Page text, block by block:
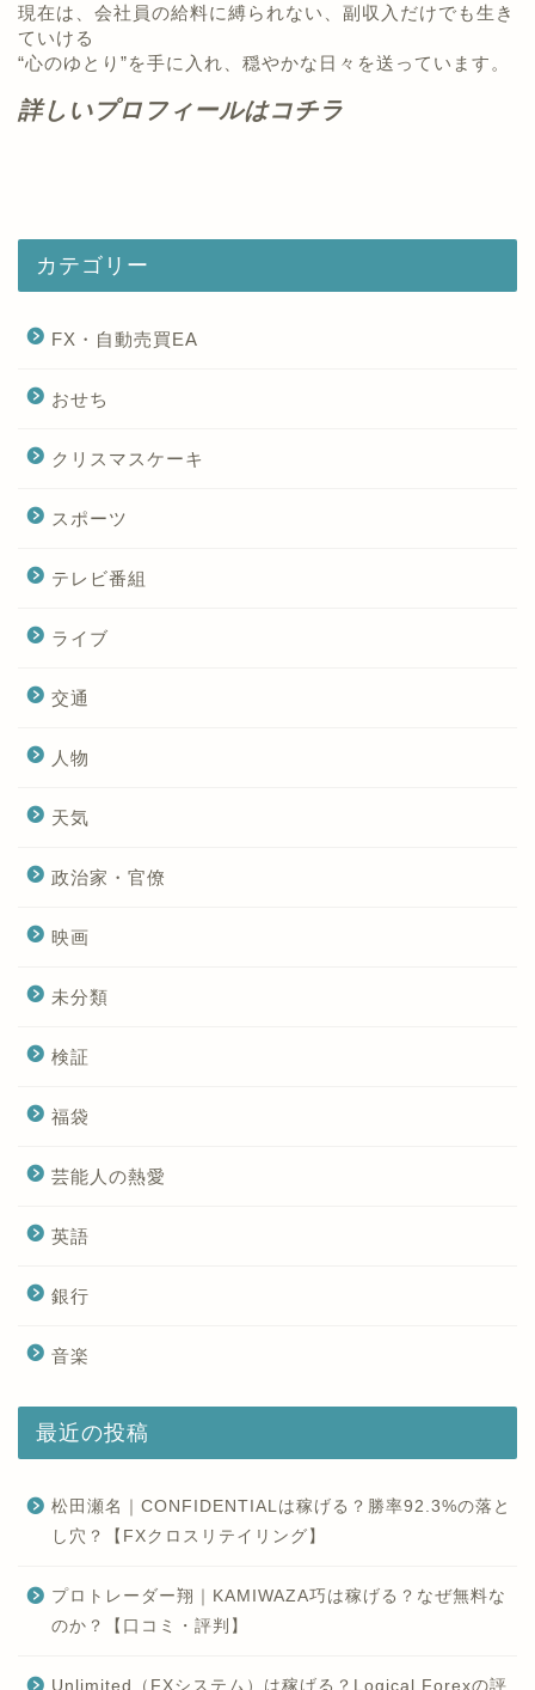
現在は、会社員の給料に縛られない、副収入だけでも生き
ていける
“心のゆとり”を手に入れ、穏やかな日々を送っています。
詳しいプロフィールはコチラ
カテゴリー
FX・自動売買EA
おせち
クリスマスケーキ
スポーツ
テレビ番組
ライブ
交通
人物
天気
政治家・官僚
映画
未分類
検証
福袋
芸能人の熱愛
英語
銀行
音楽
最近の投稿
松田瀬名｜CONFIDENTIALは稼げる？勝率92.3%の落と
し穴？【FXクロスリテイリング】
プロトレーダー翔｜KAMIWAZA巧は稼げる？なぜ無料な
のか？【口コミ・評判】
Unlimited（FXシステム）は稼げる？Logical Forexの評